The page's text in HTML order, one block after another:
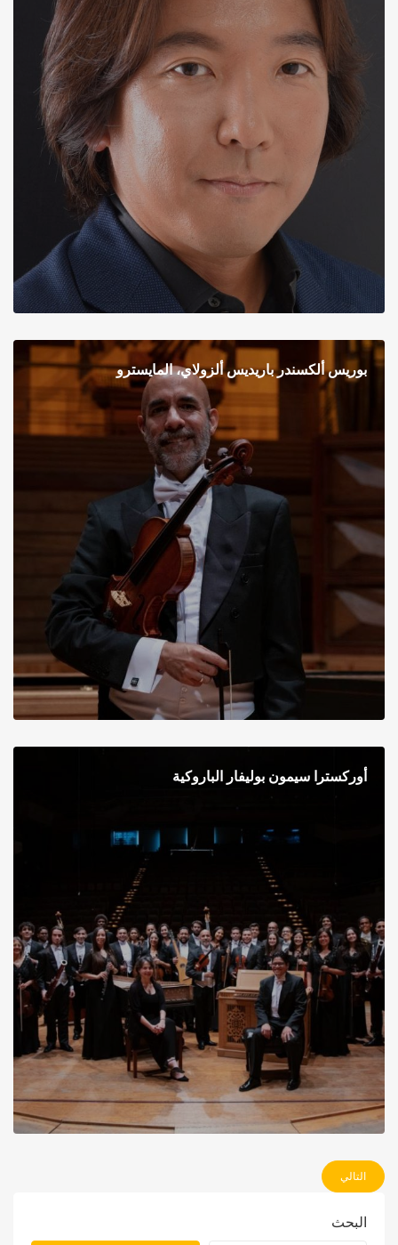
بوريس ألكسندر باريديس ألزولاي، المايسترو
أوركسترا سيمون بوليفار الباروكية
التالي
البحث